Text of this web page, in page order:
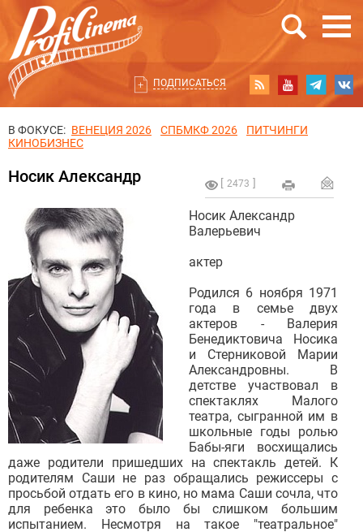
ПОДПИСАТЬСЯ
В ФОКУСЕ: ВЕНЕЦИЯ 2026 СПБМКФ 2026
ПИТЧИНГИ
КИНОБИЗНЕС
2473
Носик Александр
Носик Александр
Валерьевич
актер
Родился 6 ноября 1971
года в семье двух
актеров - Валерия
Бенедиктовича Носика
и Стерниковой Марии
Александровны. В
детстве участвовал в
спектаклях Малого
театра, сыгранной им в
школьные годы ролью
Бабы-яги восхищались
даже родители пришедших на спектакль детей. К
родителям Саши не раз обращались режиссеры с
просьбой отдать его в кино, но мама Саши сочла, что
для ребенка это было бы слишком большим
испытанием. Несмотря на такое "театральное"